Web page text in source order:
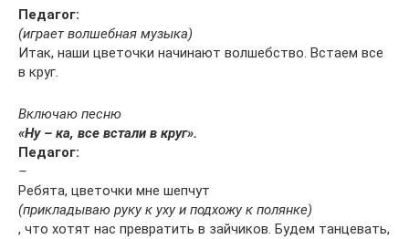
Педагог:
(играет волшебная музыка)
Итак, наши цветочки начинают волшебство. Встаем все
в круг.
Включаю песню
«Ну – ка, все встали в круг».
Педагог:
–
Ребята, цветочки мне шепчут
(прикладываю руку к уху и подхожу к полянке)
, что хотят нас превратить в зайчиков. Будем танцевать,